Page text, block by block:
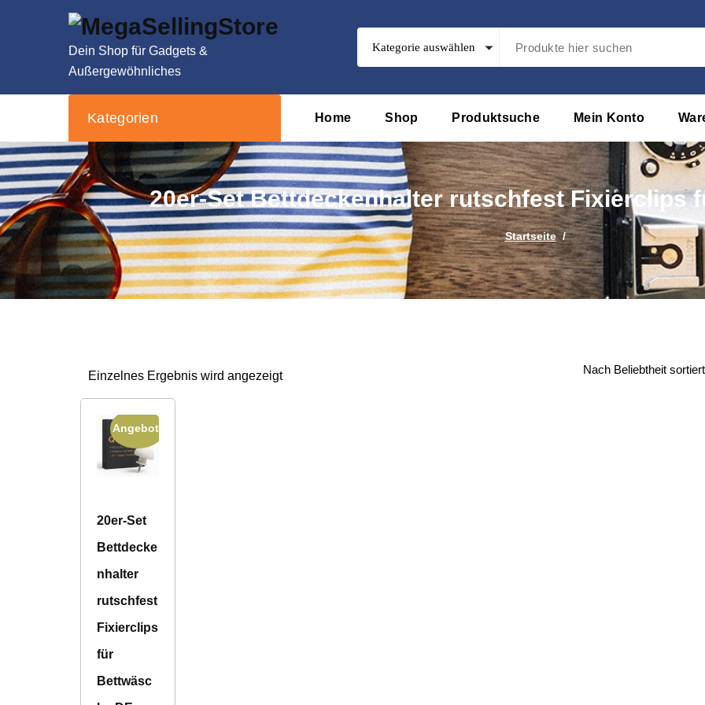
Dein Shop für Gadgets &
Außergewöhnliches
Kategorien Home Shop Produktsuche Mein Konto
20er-Set Bettdeckenhalter rutschfest Fixierclips
Startseite/
Einzelnes Ergebnis wird angezeigt
Angebot!
20er-Set
Bettdecke
nhalter
rutschfest
Fixierclips
für
Bettwäsc